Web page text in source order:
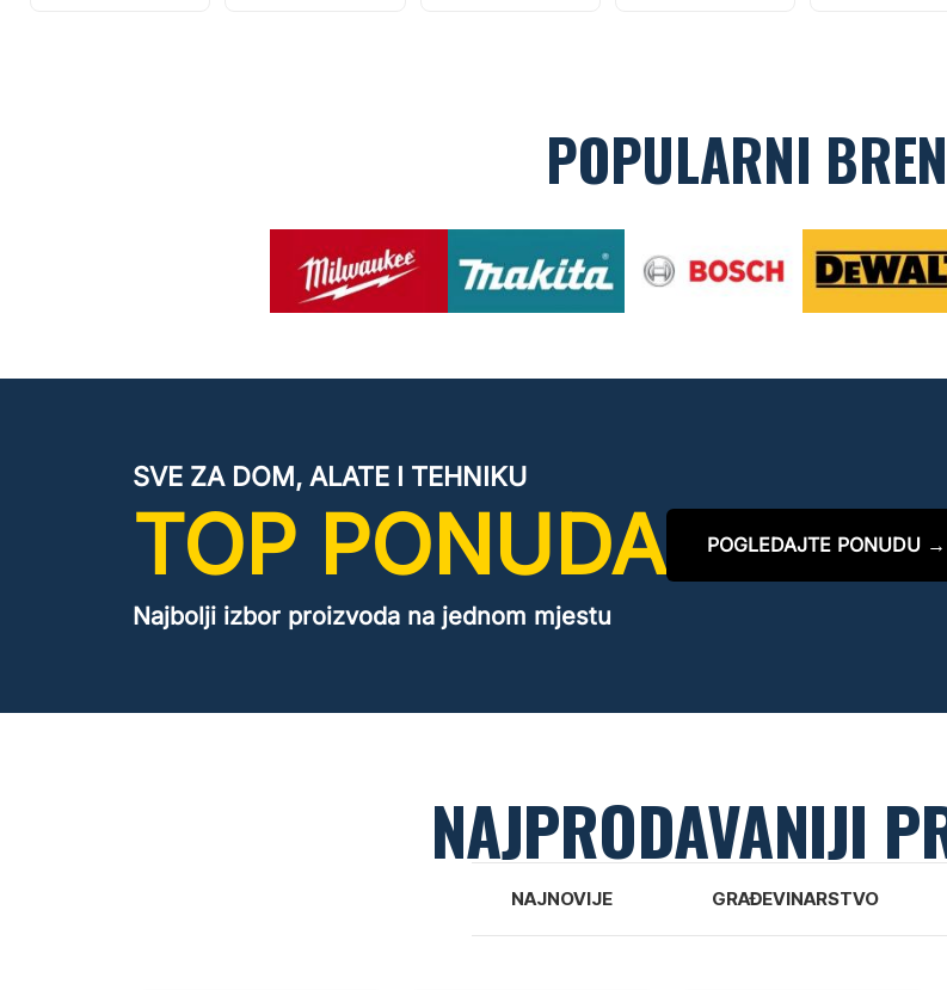
POPULARNI
SVE ZA DOM, ALATE I TEHNIKU
TOP PONUDA
Najbolji izbor proizvoda na jednom mjestu
POGLEDAJTE PONUDU →
NAJPRODAVANIJI
NAJNOVIJE GRAĐEVINARSTVO